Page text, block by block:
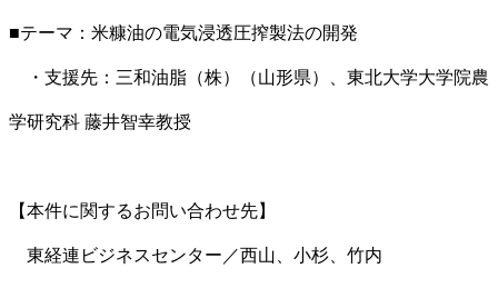
■テーマ：米糠油の電気浸透圧搾製法の開発
・支援先：三和油脂（株）（山形県）、東北大学大学院農
学研究科 藤井智幸教授
【本件に関するお問い合わせ先】
東経連ビジネスセンター／西山、小杉、竹内